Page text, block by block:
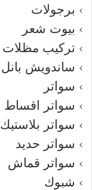
برجولات
بيوت شعر
تركيب مظلات
ساندويش بانل
سواتر
سواتر اقساط
سواتر بلاستيك
سواتر حديد
سواتر قماش
شبوك